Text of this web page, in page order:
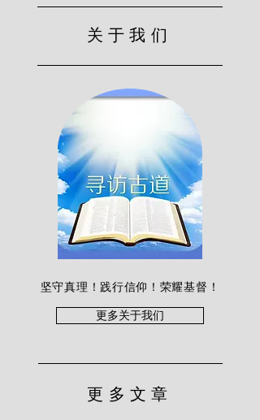
关于我们
坚守真理！践行信仰！荣耀基督！
更多关于我们
更多文章